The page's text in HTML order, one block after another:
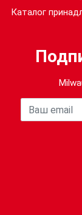
давления
Каталог
Ваша почта